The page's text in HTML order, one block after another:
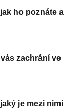
ho poznáte a
zachrání ve
je mezi nimi